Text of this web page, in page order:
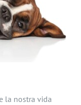
la nostra vida